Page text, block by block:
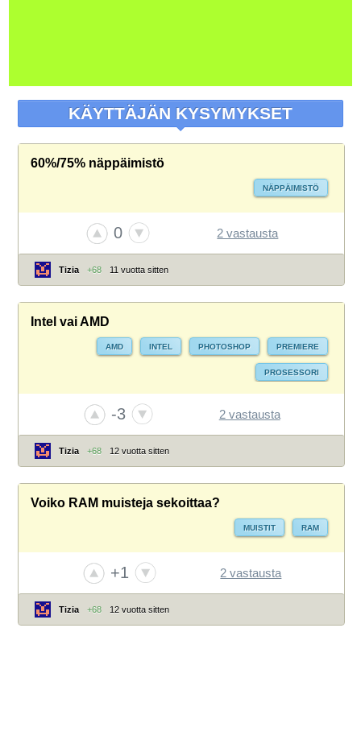
KÄYTTÄJÄN KYSYMYKSET
60%/75% näppäimistö
NÄPPÄIMISTÖ
0 2 vastausta
Tizia +68 11 vuotta sitten
Intel vai AMD
AMD INTEL PHOTOSHOP PREMIERE
PROSESSORI
-3 2 vastausta
Tizia +68 12 vuotta sitten
Voiko RAM muisteja sekoittaa?
MUISTIT RAM
+1 2 vastausta
Tizia +68 12 vuotta sitten